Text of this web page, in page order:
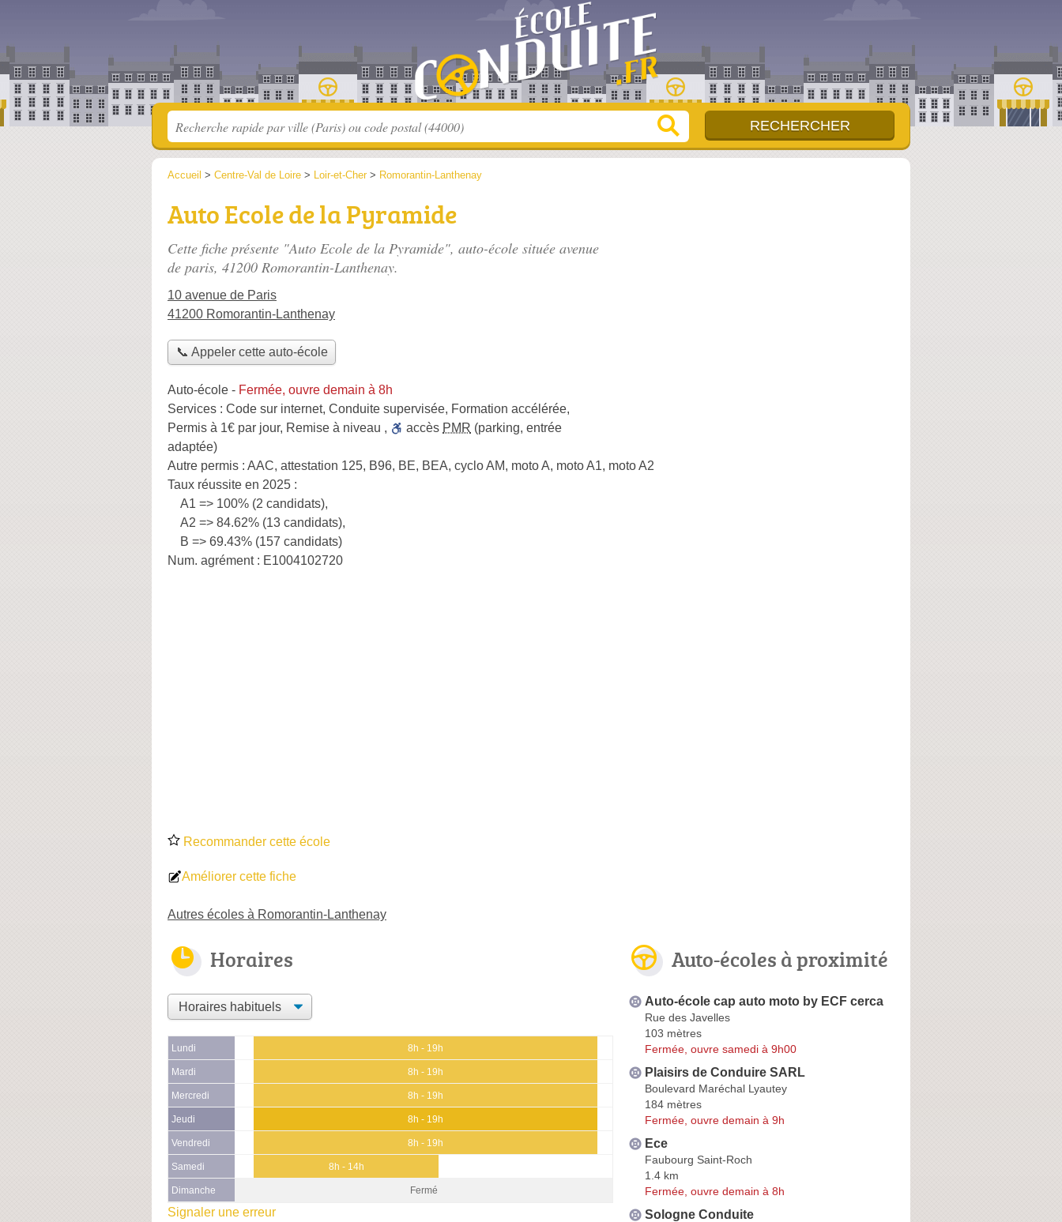
Accueil > Centre-Val de Loire > Loir-et-Cher> Romorantin-Lanthenay
Auto Ecole de la Pyramide
Cette fiche présente "Auto Ecole de la Pyramide", auto-école située avenue
de paris, 41200 Romorantin-Lanthenay.
10 avenue de Paris
41200 Romorantin-Lanthenay
📞 Appeler cette auto-école
Auto-école - Fermée, ouvre demain à 8h
Services : Code sur internet, Conduite supervisée, Formation accélérée,
Permis à 1€ par jour, Remise à niveau , accès PMR (parking, entrée
adaptée)
Autre permis : AAC, attestation 125, B96, BE, BEA, cyclo AM, moto A, moto A1, moto A2
Taux réussite en 2025 :
A1 => 100% (2 candidats),
A2 => 84.62% (13 candidats),
B => 69.43% (157 candidats)
Num. agrément : E1004102720
Recommander cette école
Améliorer cette fiche
Autres écoles à Romorantin-Lanthenay
Horaires
Lundi 8h - 19h
Mardi 8h - 19h
Mercredi 8h - 19h
Jeudi 8h - 19h
Vendredi 8h - 19h
Samedi 8h - 14h
Dimanche Fermé
Signaler une erreur
Auto-écoles à proximité
Auto-école cap auto moto by ECF cerca
Rue des Javelles
103 mètres
Fermée, ouvre samedi à 9h00
Plaisirs de Conduire SARL
Boulevard Maréchal Lyautey
184 mètres
Fermée, ouvre demain à 9h
Ece
Faubourg Saint-Roch
1.4 km
Fermée, ouvre demain à 8h
Sologne Conduite